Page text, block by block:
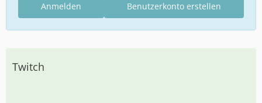
Benutzerkonto erstellen
Anmelden
Twitch